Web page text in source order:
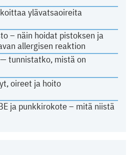
ylävatsaoireita
– näin hoidat pistoksen ja
allergisen reaktion
tunnistatko, mistä on
oireet ja hoito
ja punkkirokote – mitä niistä